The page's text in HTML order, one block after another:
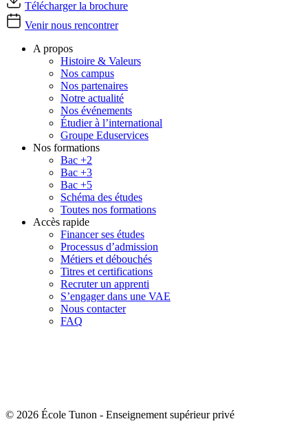
Télécharger la brochure
Venir nous rencontrer
A propos
Histoire & Valeurs
Nos campus
Nos partenaires
Notre actualité
Nos événements
Étudier à l’international
Groupe Eduservices
Nos formations
Bac +2
Bac +3
Bac +5
Schéma des études
Toutes nos formations
Accès rapide
Financer ses études
Processus d’admission
Métiers et débouchés
Titres et certifications
Recruter un apprenti
S’engager dans une VAE
Nous contacter
FAQ
© 2026 École Tunon - Enseignement supérieur privé